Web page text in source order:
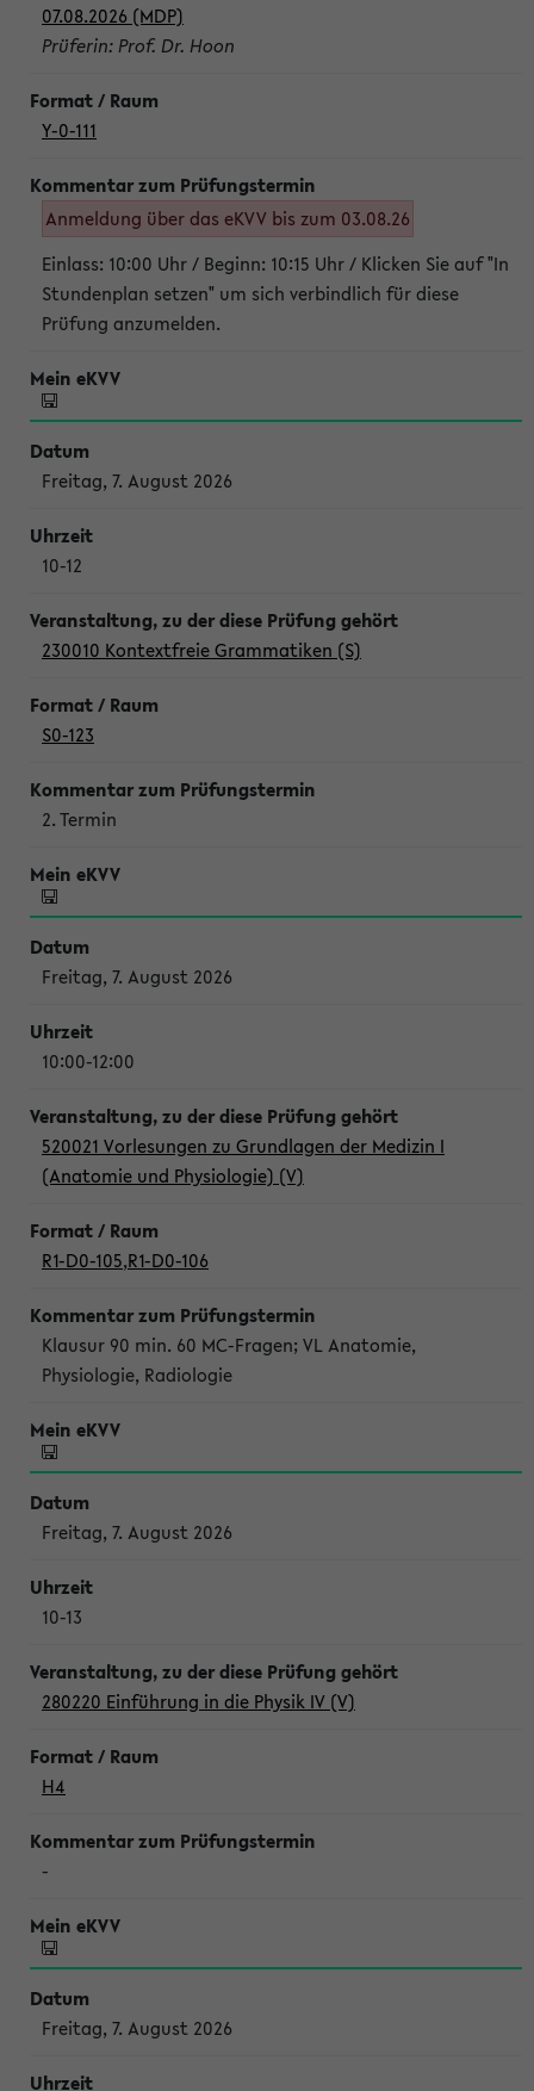
07.08.2026 (MDP)
Prüferin: Prof. Dr. Hoon
Y-0-111
Anmeldung über das eKVV bis zum 03.08.26
Einlass: 10:00 Uhr / Beginn: 10:15 Uhr / Klicken Sie auf "In
Stundenplan setzen" um sich verbindlich für diese
Prüfung anzumelden.
Freitag, 7. August 2026
10-12
230010 Kontextfreie Grammatiken (S)
S0-123
2. Termin
Freitag, 7. August 2026
10:00-12:00
520021 Vorlesungen zu Grundlagen der Medizin I
(Anatomie und Physiologie) (V)
R1-D0-105,R1-D0-106
Klausur 90 min. 60 MC-Fragen; VL Anatomie,
Physiologie, Radiologie
Freitag, 7. August 2026
10-13
280220 Einführung in die Physik IV (V)
H4
-
Freitag, 7. August 2026